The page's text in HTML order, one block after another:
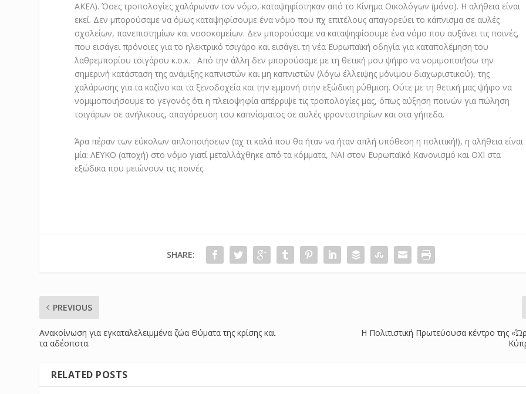
ΑΚΕΛ). Όσες τροπολογίες χαλάρωναν τον νόμο, καταψηφίστηκαν από το Κίνημα Οικολόγων (μόνο). Η αλήθεια είναι
εκεί. Δεν μπορούσαμε να όμως καταψηφίσουμε ένα νόμο που πχ επιτέλους απαγορεύει το κάπνισμα σε αυλές
σχολείων, πανεπιστημίων και νοσοκομείων. Δεν μπορούσαμε να καταψηφίσουμε ένα νόμο που αυξάνει τις ποινές,
που εισάγει πρόνοιες για το ηλεκτρικό τσιγάρο και εισάγει τη νέα Ευρωπαϊκή οδηγία για καταπολέμηση του
λαθρεμπορίου τσιγάρου κ.ο.κ. Από την άλλη δεν μπορούσαμε με τη θετική μου ψήφο να νομιμοποιήσω την
σημερινή κατάσταση της ανάμιξης καπνιστών και μη καπνιστών (λόγω έλλειψης μόνιμου διαχωριστικού), της
χαλάρωσης για τα καζίνο και τα ξενοδοχεία και την εμμονή στην εξώδικη ρύθμιση. Ούτε με τη θετική μας ψήφο να
νομιμοποιήσουμε το γεγονός ότι η πλειοψηφία απέρριψε τις τροπολογίες μας, όπως αύξηση ποινών για πώληση
τσιγάρων σε ανήλικους, απαγόρευση του καπνίσματος σε αυλές φροντιστηρίων και στα γήπεδα.
Άρα πέραν των εύκολων απλοποιήσεων (αχ τι καλά που θα ήταν να ήταν απλή υπόθεση η πολιτική!), η αλήθεια είναι
μία: ΛΕΥΚΟ (αποχή) στο νόμο γιατί μεταλλάχθηκε από τα κόμματα, ΝΑΙ στον Ευρωπαϊκό Κανονισμό και ΟΧΙ στα
εξώδικα που μειώνουν τις ποινές.
SHARE:
PREVIOUS
Ανακοίνωση για εγκαταλελειμμένα ζώα Θύματα της κρίσης και
τα αδέσποτα.
Η Πολιτιστική Πρωτεύουσα κέντρο της
RELATED POSTS